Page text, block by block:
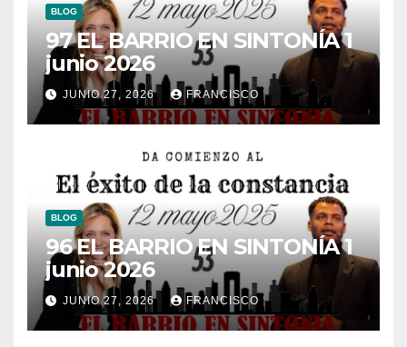
BLOG
97 EL BARRIO EN SINTONÍA 1
junio 2026
JUNIO 27, 2026 FRANCISCO
BLOG
96 EL BARRIO EN SINTONÍA 1
junio 2026
JUNIO 27, 2026 FRANCISCO